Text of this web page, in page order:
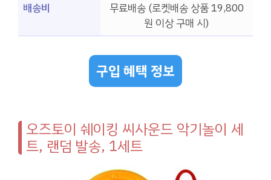
배송비
무료배송 (로켓배송 상품 19,800
원 이상 구매 시)
구입 혜택 정보
오즈토이 쉐이킹 씨사운드 악기놀이 세
트, 랜덤 발송, 1세트